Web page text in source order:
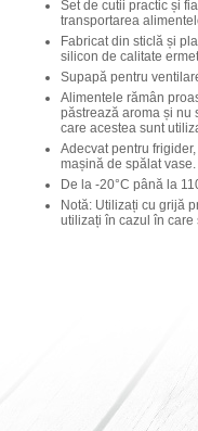
Set de cutii practic și
transportarea
Fabricat din sticlă și
silicon de calitate
Supapă pentru
Alimentele rămân
păstrează aroma și nu
care acestea sunt
Adecvat pentru
mașină de spălat vase.
De la -20°C până la
Notă: Utilizați cu grijă
utilizați în cazul în care